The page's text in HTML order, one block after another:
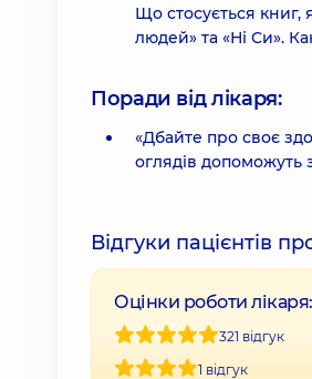
Що стосується книг,
людей» та «Ні Си».
Поради від лікаря:
«Дбайте про своє
оглядів
Відгуки пацієнтів
Оцінки роботи лікаря:
321 відгук
1 відгук